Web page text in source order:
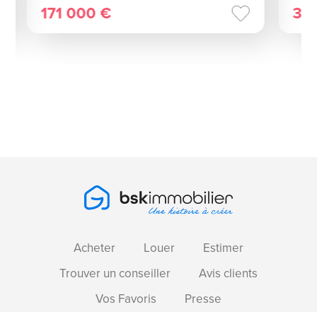
171 000 €
Acheter Louer
Estimer
Trouver un conseiller
Avis clients
Vos Favoris
Presse